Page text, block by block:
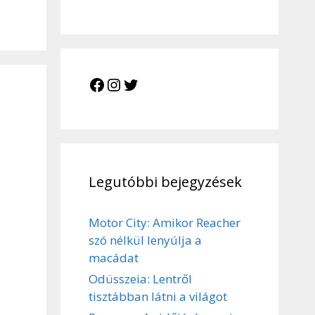
Facebook
Instagram
Legutóbbi bejegyzések
Motor City: Amikor Reacher
szó nélkül lenyúlja a
macádat
Odüsszeia: Lentről
tisztábban látni a világot